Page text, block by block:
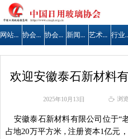
网站首页 协会简介 协会公告 新闻中心 艺术天地 行
欢迎安徽泰石新材料
安徽泰石新材料有限公司位于“
占地20万平方米 , 注册资本1亿元
2025年10月13日 ꄘ 浏